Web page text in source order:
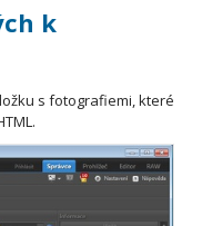
k
s fotografiemi, které